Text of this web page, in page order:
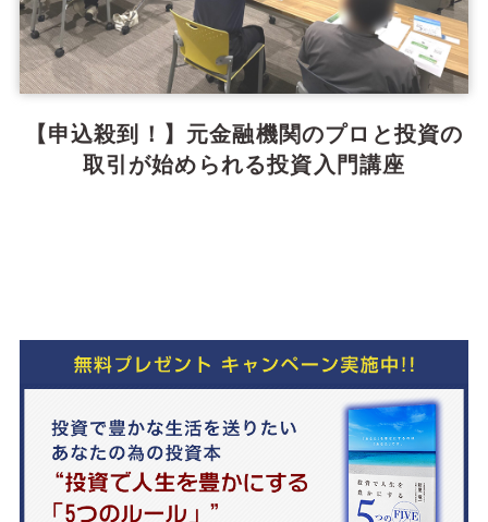
【申込殺到！】元金融機関のプロと投資の
取引が始められる投資入門講座